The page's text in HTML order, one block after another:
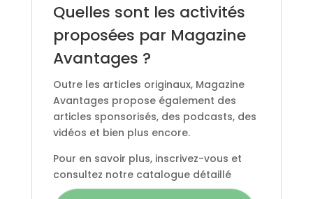
Quelles sont les activités
proposées par Magazine
Avantages ?
Outre les articles originaux, Magazine
Avantages propose également des
articles sponsorisés, des podcasts, des
vidéos et bien plus encore.
Pour en savoir plus, inscrivez-vous et
consultez notre catalogue détaillé